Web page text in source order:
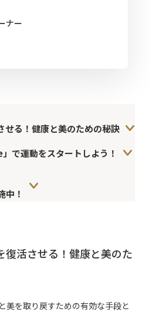
ナー
せる！健康と美のための秘訣
で運動をスタートしよう！
中！
復活させる！健康と美のた
美を取り戻すための有効な手段と